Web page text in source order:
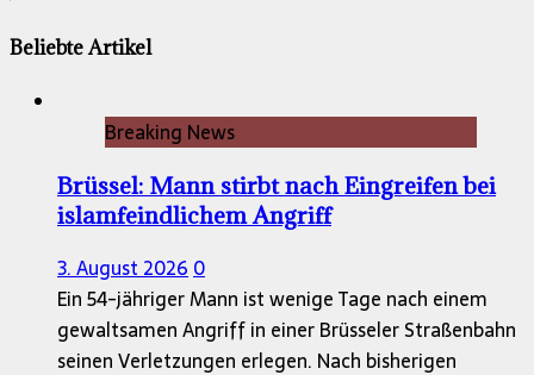
Beliebte Artikel
Breaking News
Brüssel: Mann stirbt nach Eingreifen bei
islamfeindlichem Angriff
3. August 2026 0
Ein 54-jähriger Mann ist wenige Tage nach einem
gewaltsamen Angriff in einer Brüsseler Straßenbahn
seinen Verletzungen erlegen. Nach bisherigen